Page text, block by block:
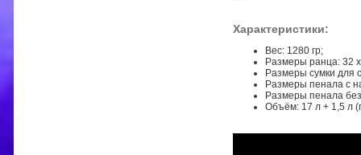
Характеристики:
Вес: 1280 гр;
Размеры ранца: 32
Размеры сумки для
Размеры пенала с
Размеры пенала
Объём: 17 л + 1,5 л